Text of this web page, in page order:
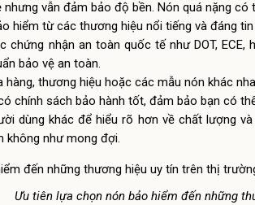
vẫn đảm bảo độ bền. Nón quá nặng có
hiểm từ các thương hiệu nổi tiếng và đáng
chứng nhận an toàn quốc tế như DOT,
bảo vệ an toàn.
hàng, thương hiệu hoặc các mẫu nón khác
chính sách bảo hành tốt, đảm bảo bạn có
dùng khác để hiểu rõ hơn về chất lượng
không như mong đợi.
Ưu tiên lựa chọn nón bảo hiểm đến những